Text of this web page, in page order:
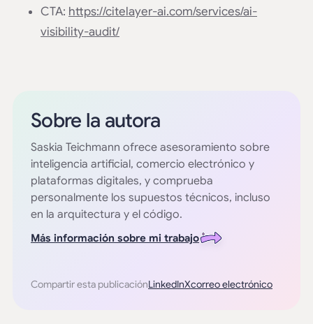
CTA: https://citelayer-ai.com/services/ai-
visibility-audit/
Sobre la autora
Saskia Teichmann ofrece asesoramiento sobre
inteligencia artificial, comercio electrónico y
plataformas digitales, y comprueba
personalmente los supuestos técnicos, incluso
en la arquitectura y el código.
Más información sobre mi trabajo
Compartir esta publicaciónLinkedInXcorreo electrónico